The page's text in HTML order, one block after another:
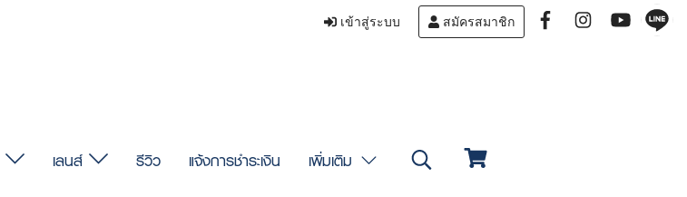
เข้าสู่ระบบ สมัครสมาชิก
เลนส์ รีวิว แจ้งการชำระเงิน เพิ่มเติม